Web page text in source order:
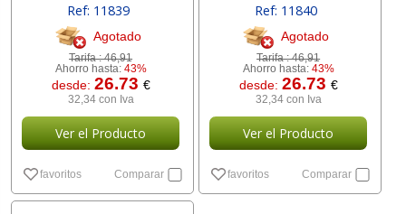
Ref: 11839
Agotado
Tarifa :46,91
Ahorro hasta: 43%
desde: 26.73 €
32,34 con Iva
Ver el Producto
favoritos Comparar
Ref: 11840
Agotado
Tarifa :46,91
Ahorro hasta: 43%
desde: 26.73 €
32,34 con Iva
Ver el Producto
favoritos Comparar